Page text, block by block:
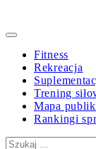
Primary
Fitness
Rekreacja
Trening
Mapa
Rankingi
Szukaj: